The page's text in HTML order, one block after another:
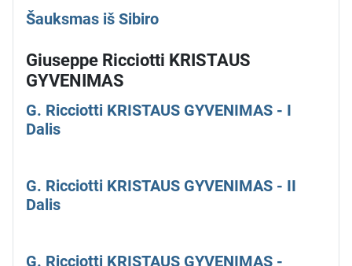
Šauksmas iš Sibiro
Giuseppe Ricciotti KRISTAUS
GYVENIMAS
G. Ricciotti KRISTAUS GYVENIMAS - I
Dalis
G. Ricciotti KRISTAUS GYVENIMAS - II
Dalis
G. Ricciotti KRISTAUS GYVENIMAS -